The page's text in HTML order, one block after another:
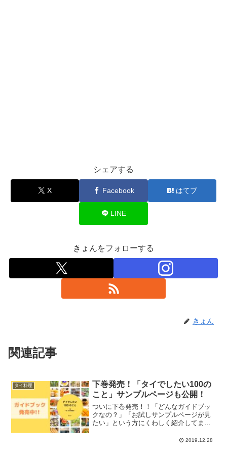
シェアする
X Facebook はてブ
LINE
きょんをフォローする
きょん
関連記事
タイ料理
下巻発売！「タイでしたい100の
こと」サンプルページも公開！
ついに下巻発売！！「どんなガイドブッ
クなの？」「お試しサンプルページが見
たい」という方にくわしく紹介してま
2019.12.28